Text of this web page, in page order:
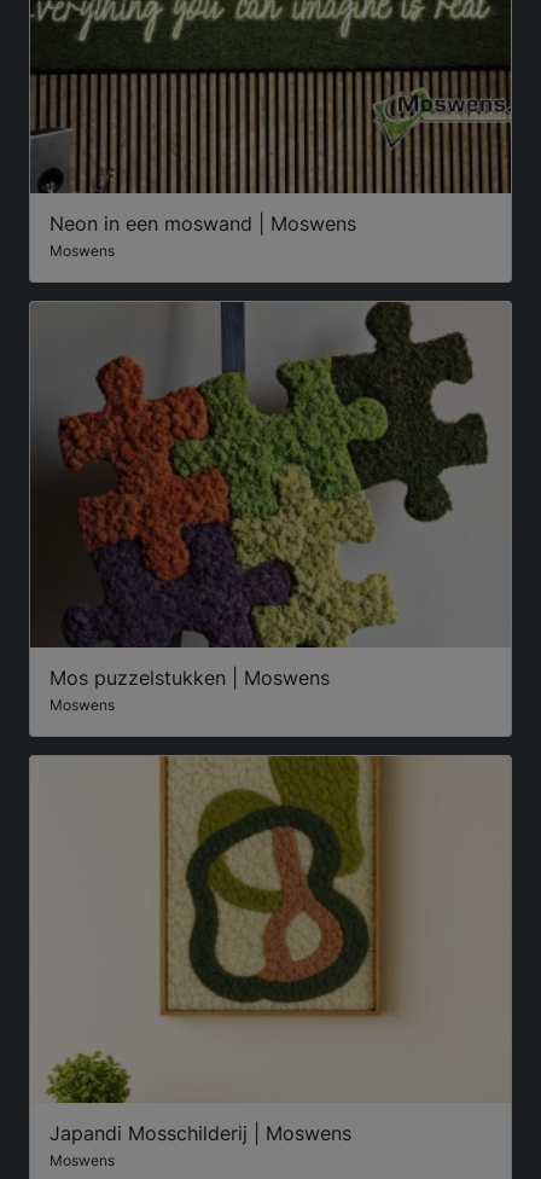
Neon in een moswand | Moswens
Moswens
Mos puzzelstukken | Moswens
Moswens
Japandi Mosschilderij | Moswens
Moswens